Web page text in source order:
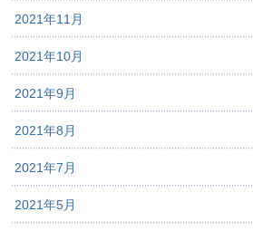
2021年11月
2021年10月
2021年9月
2021年8月
2021年7月
2021年5月